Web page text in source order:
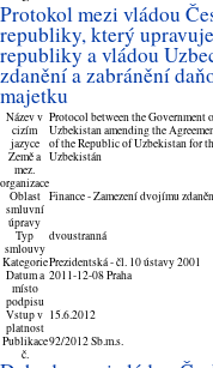
Protokol mezi vládou
republiky, který
republiky a vládou
zdanění a zabránění
majetku
Název v
cizím
jazyce
Protocol between the Government
Uzbekistan amending the
of the Republic of Uzbekistan for
Země a
mez.
organizace
Uzbekistán
Oblast
smluvní
úpravy
Finance - Zamezení dvojímu
Typ
smlouvy
dvoustranná
KategoriePrezidentská - čl. 10 ústavy 2001
Datum a
místo
podpisu
2011-12-08 Praha
Vstup v
platnost
15.6.2012
Publikace
č.
92/2012 Sb.m.s.